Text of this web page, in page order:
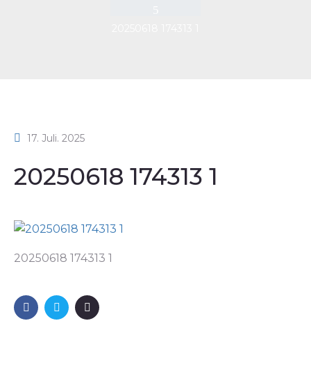
17. Juli. 2025
20250618 174313 1
20250618 174313 1